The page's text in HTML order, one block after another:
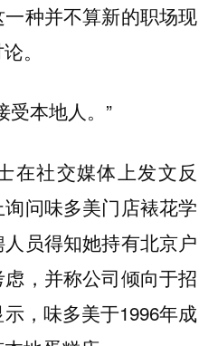
种并不算新的职场现
。
受本地人。”
在社交媒体上发文反
问味多美门店裱花学
员得知她持有北京户
，并称公司倾向于招
，味多美于1996年成